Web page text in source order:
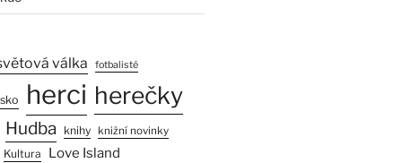
válka fotbalisté
herci herečky
Hudba knihy knižní novinky
Kultura Love Island